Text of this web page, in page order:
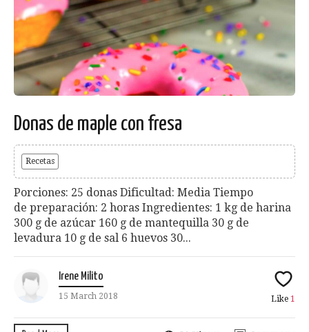
Donas de maple con fresa
Recetas
Porciones: 25 donas Dificultad: Media Tiempo
de preparación: 2 horas Ingredientes: 1 kg de harina
300 g de azúcar 160 g de mantequilla 30 g de
levadura 10 g de sal 6 huevos 30...
Irene Milito
15 March 2018 Like 1